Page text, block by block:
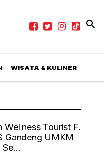
WISATA & KULINER
Wellness Tourist F.
Gandeng UMKM
Se...